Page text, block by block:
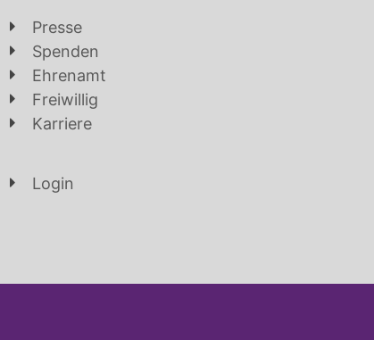
Presse
Spenden
Ehrenamt
Freiwillig
Karriere
Login